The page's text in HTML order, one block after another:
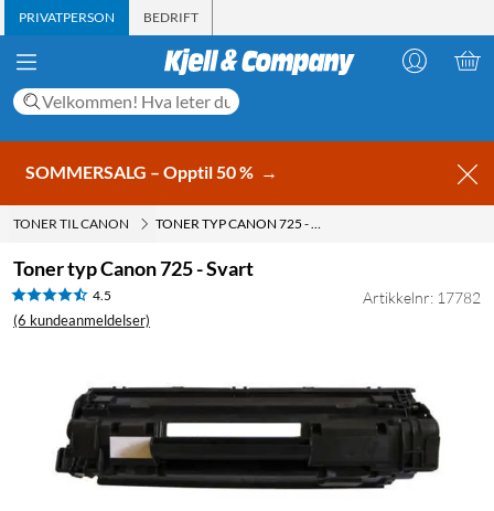
PRIVATPERSON BEDRIFT
SOMMERSALG – Opptil 50 % →
TONER TIL CANON TONER TYP CANON 725 - SVART
Toner typ Canon 725 - Svart
4.5
(6 kundeanmeldelser)
Artikkelnr: 17782